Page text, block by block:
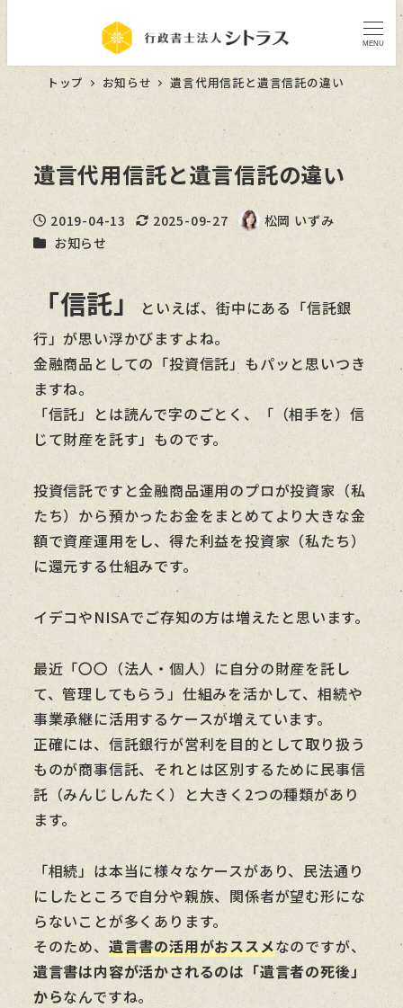
MENU
トップ お知らせ 遺言代用信託と遺言信託の違い
遺言代用信託と遺言信託の違い
投稿日
2019-04-13
更新日
2025-09-27
著
松岡 いずみ
カテゴリー
お知らせ
「信託」といえば、街中にある「信託銀
行」が思い浮かびますよね。
金融商品としての「投資信託」もパッと思いつき
ますね。
「信託」とは読んで字のごとく、「（相手を）信
じて財産を託す」ものです。
投資信託ですと金融商品運用のプロが投資家（私
たち）から預かったお金をまとめてより大きな金
額で資産運用をし、得た利益を投資家（私たち）
に還元する仕組みです。
イデコやNISAでご存知の方は増えたと思います。
最近「〇〇（法人・個人）に自分の財産を託し
て、管理してもらう」仕組みを活かして、相続や
事業承継に活用するケースが増えています。
正確には、信託銀行が営利を目的として取り扱う
ものが商事信託、それとは区別するために民事信
託（みんじしんたく）と大きく2つの種類があり
ます。
「相続」は本当に様々なケースがあり、民法通り
にしたところで自分や親族、関係者が望む形にな
らないことが多くあります。
そのため、 遺言書の活用がおススメなのですが、
遺言書は内容が活かされるのは「遺言者の死後」
からなんですね。